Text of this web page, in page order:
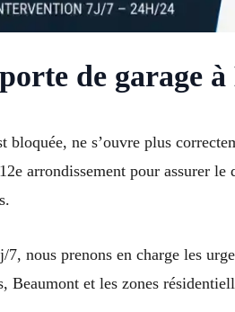
de garage
bloquée, ne s’ouvre plus
arrondissement pour assurer
nous prenons en charge les
et les zones